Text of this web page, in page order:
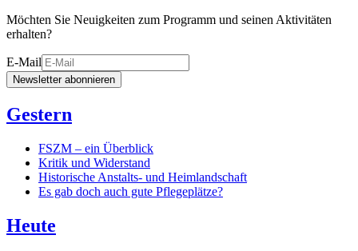
Möchten Sie Neuigkeiten zum Programm und seinen Aktivitäten
erhalten?
E-Mail
Newsletter abonnieren
Gestern
FSZM – ein Überblick
Kritik und Widerstand
Historische Anstalts- und Heimlandschaft
Es gab doch auch gute Pflegeplätze?
Heute